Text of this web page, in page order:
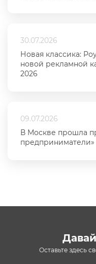
30.07.2026
Новая классика:
новой рекламной
2026
09.07.2026
В Москве прошла
предприниматели»
Оставьте здесь